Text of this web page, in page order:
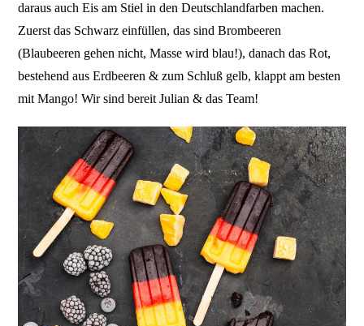
daraus auch Eis am Stiel in den Deutschlandfarben machen.
Zuerst das Schwarz einfüllen, das sind Brombeeren
(Blaubeeren gehen nicht, Masse wird blau!), danach das Rot,
bestehend aus Erdbeeren & zum Schluß gelb, klappt am besten
mit Mango! Wir sind bereit Julian & das Team!